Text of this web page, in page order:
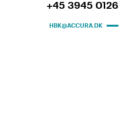
+45 3945 0126
HBK@ACCURA.DK